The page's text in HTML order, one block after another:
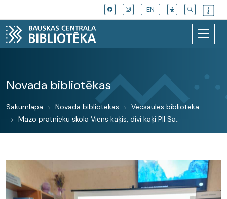
EN
Novada bibliotēkas
Sākumlapa Novada bibliotēkas
Vecsaules bibliotēka
Mazo prātnieku skola Viens kaķis, divi kaķi PII Sa..